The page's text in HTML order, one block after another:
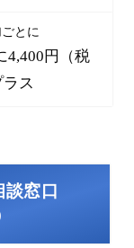
とに
4,400円（税
ス
窓口